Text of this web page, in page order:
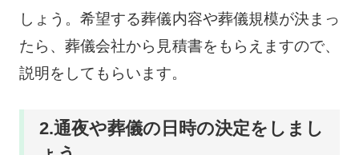
しょう。希望する葬儀内容や葬儀規模が決まっ
たら、葬儀会社から見積書をもらえますので、
説明をしてもらいます。
2.通夜や葬儀の日時の決定をしまし